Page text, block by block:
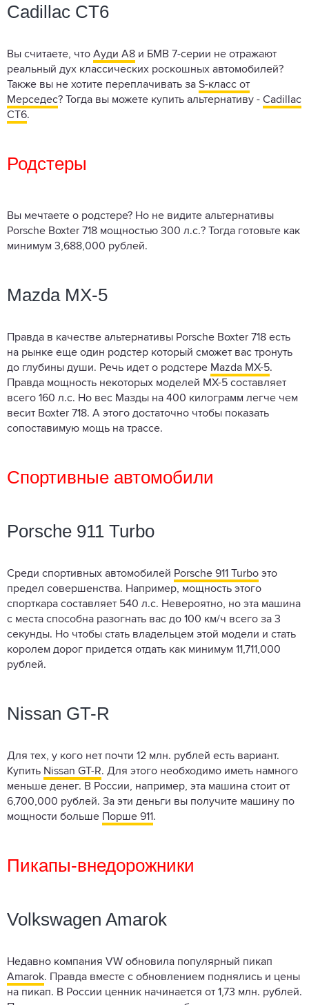
Cadillac CT6
Вы считаете, что Ауди А8 и БМВ 7-серии не отражают
реальный дух классических роскошных автомобилей?
Также вы не хотите переплачивать за S-класс от
Мерседес? Тогда вы можете купить альтернативу - Cadillac
CT6.
Родстеры
Вы мечтаете о родстере? Но не видите альтернативы
Porsche Boxter 718 мощностью 300 л.с.? Тогда готовьте как
минимум 3,688,000 рублей.
Mazda MX-5
Правда в качестве альтернативы Porsche Boxter 718 есть
на рынке еще один родстер который сможет вас тронуть
до глубины души. Речь идет о родстере Mazda MX-5.
Правда мощность некоторых моделей MX-5 составляет
всего 160 л.с. Но вес Мазды на 400 килограмм легче чем
весит Boxter 718. А этого достаточно чтобы показать
сопоставимую мощь на трассе.
Спортивные автомобили
Porsche 911 Turbo
Среди спортивных автомобилей Porsche 911 Turbo это
предел совершенства. Например, мощность этого
спорткара составляет 540 л.с. Невероятно, но эта машина
с места способна разогнать вас до 100 км/ч всего за 3
секунды. Но чтобы стать владельцем этой модели и стать
королем дорог придется отдать как минимум 11,711,000
рублей.
Nissan GT-R
Для тех, у кого нет почти 12 млн. рублей есть вариант.
Купить Nissan GT-R. Для этого необходимо иметь намного
меньше денег. В России, например, эта машина стоит от
6,700,000 рублей. За эти деньги вы получите машину по
мощности больше Порше 911.
Пикапы-внедорожники
Volkswagen Amarok
Недавно компания VW обновила популярный пикап
Amarok. Правда вместе с обновлением поднялись и цены
на пикап. В России ценник начинается от 1,73 млн. рублей.